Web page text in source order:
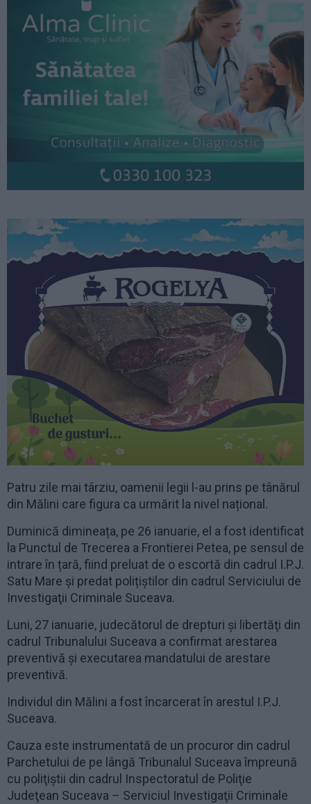
Patru zile mai târziu, oamenii legii l-au prins pe tânărul
din Mălini care figura ca urmărit la nivel național.
Duminică dimineața, pe 26 ianuarie, el a fost identificat
la Punctul de Trecerea a Frontierei Petea, pe sensul de
intrare în țară, fiind preluat de o escortă din cadrul I.P.J.
Satu Mare și predat polițiștilor din cadrul Serviciului de
Investigaţii Criminale Suceava.
Luni, 27 ianuarie, judecătorul de drepturi şi libertăţi din
cadrul Tribunalului Suceava a confirmat arestarea
preventivă şi executarea mandatului de arestare
preventivă.
Individul din Mălini a fost încarcerat în arestul I.P.J.
Suceava.
Cauza este instrumentată de un procuror din cadrul
Parchetului de pe lângă Tribunalul Suceava împreună
cu poliţiştii din cadrul Inspectoratul de Poliţie
Judeţean Suceava – Serviciul Investigaţii Criminale